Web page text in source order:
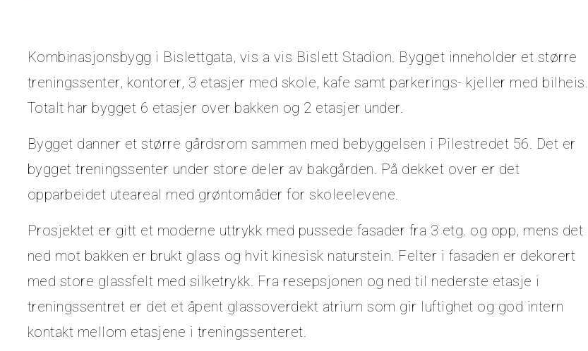
Kombinasjonsbygg i Bislettgata, vis a vis Bislett Stadion. Bygget inneholder et større
treningssenter, kontorer, 3 etasjer med skole, kafe samt parkerings- kjeller med bilheis.
Totalt har bygget 6 etasjer over bakken og 2 etasjer under.
Bygget danner et større gårdsrom sammen med bebyggelsen i Pilestredet 56. Det er
bygget treningssenter under store deler av bakgården. På dekket over er det
opparbeidet uteareal med grøntomåder for skoleelevene.
Prosjektet er gitt et moderne uttrykk med pussede fasader fra 3 etg. og opp, mens det
ned mot bakken er brukt glass og hvit kinesisk naturstein. Felter i fasaden er dekorert
med store glassfelt med silketrykk. Fra resepsjonen og ned til nederste etasje i
treningssentret er det et åpent glassoverdekt atrium som gir luftighet og god intern
kontakt mellom etasjene i treningssenteret.